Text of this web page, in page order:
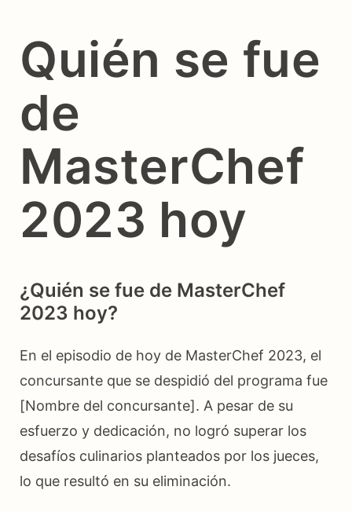
Quién se fue
de
MasterChef
2023 hoy
¿Quién se fue de MasterChef
2023 hoy?
En el episodio de hoy de MasterChef 2023, el
concursante que se despidió del programa fue
[Nombre del concursante]. A pesar de su
esfuerzo y dedicación, no logró superar los
desafíos culinarios planteados por los jueces,
lo que resultó en su eliminación.